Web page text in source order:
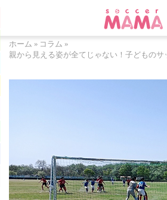
ホーム » コラム »
親から見える姿が全てじゃない！子どもの